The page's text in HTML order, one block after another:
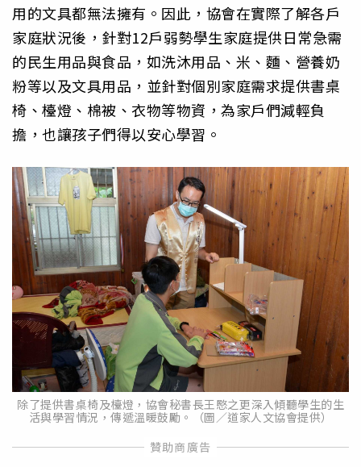
用的文具都無法擁有。因此，協會在實際了解各戶
家庭狀況後，針對12戶弱勢學生家庭提供日常急需
的民生用品與食品，如洗沐用品、米、麵、營養奶
粉等以及文具用品，並針對個別家庭需求提供書桌
椅、檯燈、棉被、衣物等物資，為家戶們減輕負
擔，也讓孩子們得以安心學習。
除了提供書桌椅及檯燈，協會秘書長王愍之更深入傾聽學生的生
活與學習情況，傳遞溫暖鼓勵。（圖／道家人文協會提供）